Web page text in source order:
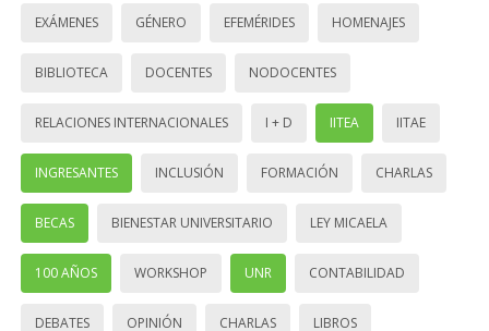
EXÁMENES GÉNERO EFEMÉRIDES HOMENAJES
BIBLIOTECA DOCENTES NODOCENTES
RELACIONES INTERNACIONALES I + D IITEA IITAE
INGRESANTES INCLUSIÓN FORMACIÓN CHARLAS
BECAS BIENESTAR UNIVERSITARIO LEY MICAELA
100 AÑOS WORKSHOP UNR CONTABILIDAD
DEBATES OPINIÓN CHARLAS LIBROS